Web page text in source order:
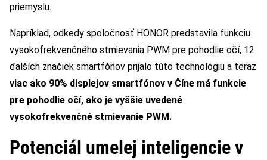
priemyslu.
Napríklad, odkedy spoločnosť HONOR predstavila funkciu
vysokofrekvenčného stmievania PWM pre pohodlie očí, 12
ďalších značiek smartfónov prijalo túto technológiu a teraz
viac ako 90% displejov smartfónov v Číne má funkcie
pre pohodlie očí, ako je vyššie uvedené
vysokofrekvenčné stmievanie PWM.
Potenciál umelej inteligencie v